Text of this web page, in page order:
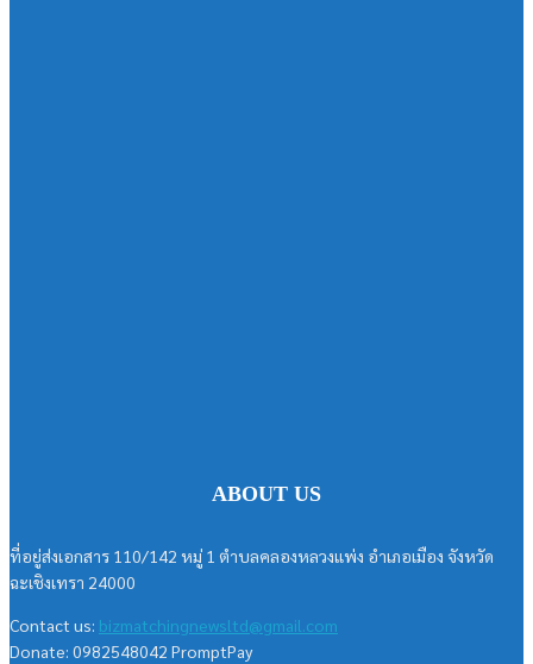
ABOUT US
ที่อยู่ส่งเอกสาร 110/142 หมู่ 1 ตำบลคลองหลวงแพ่ง อำเภอเมือง จังหวัด
ฉะเชิงเทรา 24000
Contact us: bizmatchingnewsltd@gmail.com
Donate: 0982548042 PromptPay